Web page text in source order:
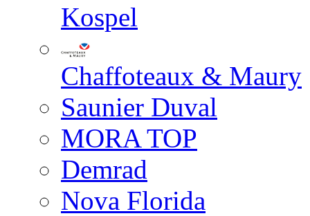
Kospel
Chaffoteaux & Maury
Saunier Duval
MORA TOP
Demrad
Nova Florida